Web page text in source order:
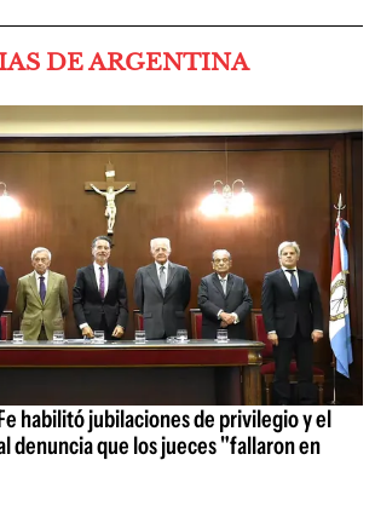
DE ARGENTINA
habilitó jubilaciones de privilegio y el
denuncia que los jueces "fallaron en